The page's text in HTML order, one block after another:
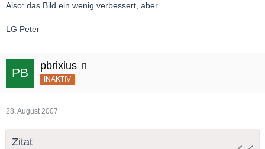
Also: das Bild ein wenig verbessert, aber ...
LG Peter
pbrixius
INAKTIV
28. August 2007
Zitat